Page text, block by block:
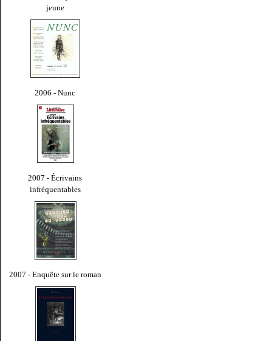
jeune
2006 - Nunc
2007 - Écrivains
infréquentables
2007 - Enquête sur le roman